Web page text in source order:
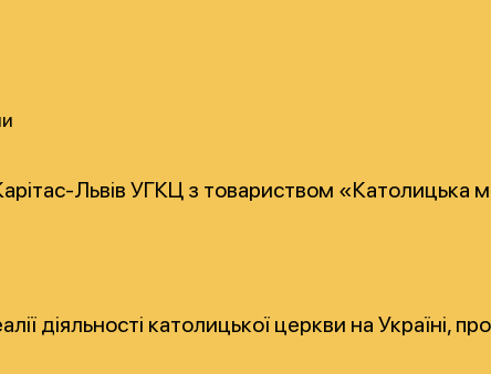
Львів УГКЦ з товариством «Католицька
діяльності католицької церкви на